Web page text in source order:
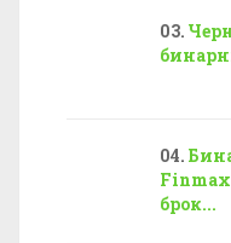
брок...